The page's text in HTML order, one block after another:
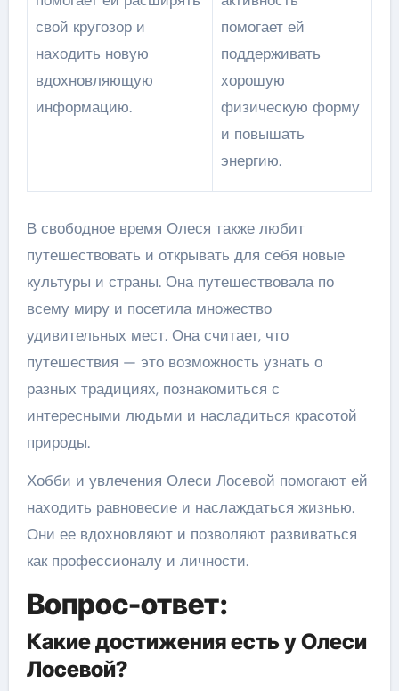
свой кругозор и
находить новую
вдохновляющую
информацию.
помогает ей
поддерживать
хорошую
физическую форму
и повышать
энергию.
В свободное время Олеся также любит
путешествовать и открывать для себя новые
культуры и страны. Она путешествовала по
всему миру и посетила множество
удивительных мест. Она считает, что
путешествия — это возможность узнать о
разных традициях, познакомиться с
интересными людьми и насладиться красотой
природы.
Хобби и увлечения Олеси Лосевой помогают ей
находить равновесие и наслаждаться жизнью.
Они ее вдохновляют и позволяют развиваться
как профессионалу и личности.
Вопрос-ответ:
Какие достижения есть у Олеси
Лосевой?